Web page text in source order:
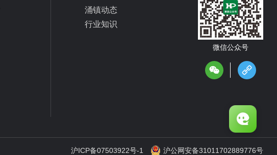
微信公众号
涌镇动态
行业知识
沪ICP备07503922号-1 沪公网安备31011702889776号